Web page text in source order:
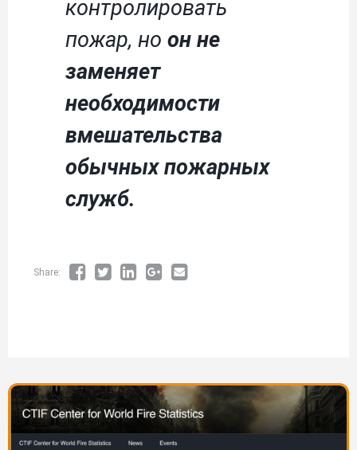
Изображение
контролировать
пожар, но он не
заменяет
необходимости
вмешательства
обычных пожарных
служб.
Share: